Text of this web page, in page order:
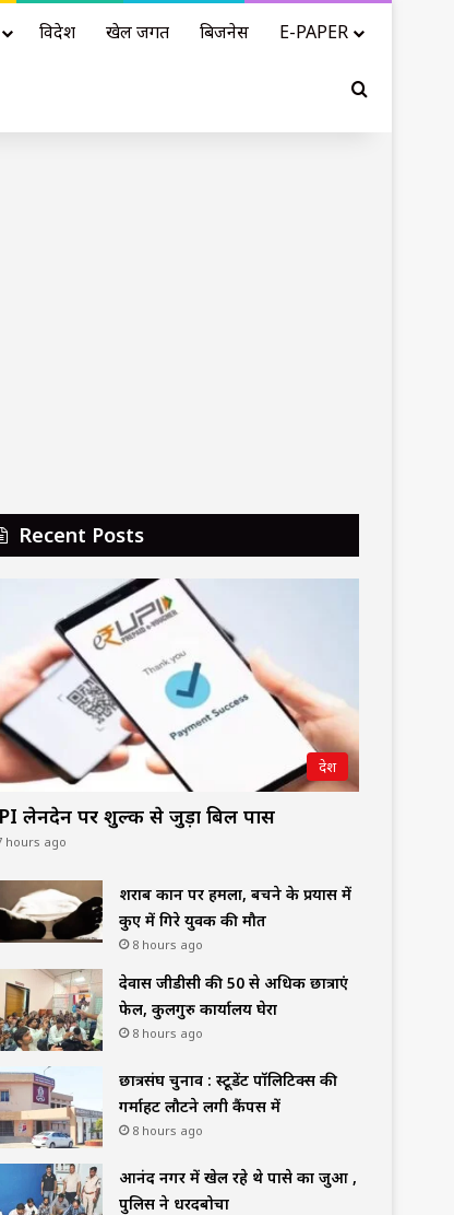
विदेश खेल जगत बिजनेस E-PAPER
Search for
Recent Posts
देश
लेनदेन पर शुल्क से जुड़ा बिल पास
hours ago
शराब दुकान पर हमला, बचने के प्रयास में
कुए में गिरे युवक की मौत
8 hours ago
देवास जीडीसी की 50 से अधिक छात्राएं
फेल, कुलगुरु कार्यालय घेरा
8 hours ago
छात्रसंघ चुनाव : स्टूडेंट पॉलिटिक्स की
गर्माहट लौटने लगी कैंपस में
8 hours ago
आनंद नगर में खेल रहे थे पासे का जुआ ,
पुलिस ने धरदबोचा